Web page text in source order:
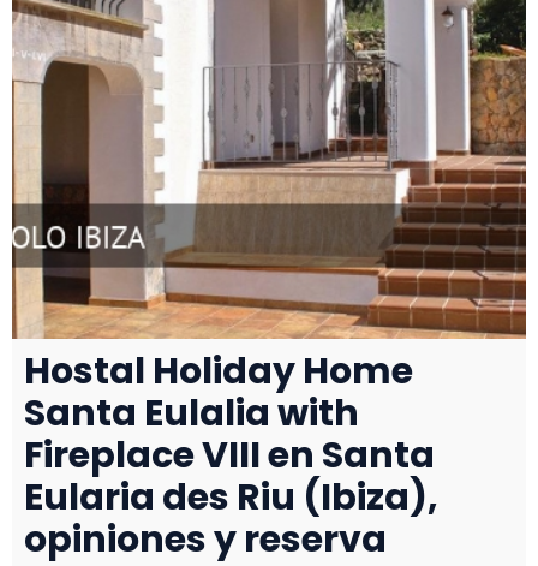
Hostal Holiday Home
Santa Eulalia with
Fireplace VIII en Santa
Eularia des Riu (Ibiza),
opiniones y reserva